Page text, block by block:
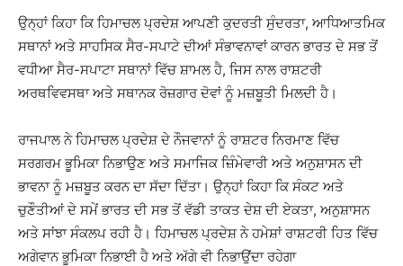
ਉਨ੍ਹਾਂ ਕਿਹਾ ਕਿ ਹਿਮਾਚਲ ਪ੍ਰਦੇਸ਼ ਆਪਣੀ ਕੁਦਰਤੀ ਸੁੰਦਰਤਾ, ਆਧਿਆਤਮਿਕ
ਸਥਾਨਾਂ ਅਤੇ ਸਾਹਸਿਕ ਸੈਰ-ਸਪਾਟੇ ਦੀਆਂ ਸੰਭਾਵਨਾਵਾਂ ਕਾਰਨ ਭਾਰਤ ਦੇ ਸਭ ਤੋਂ
ਵਧੀਆ ਸੈਰ-ਸਪਾਟਾ ਸਥਾਨਾਂ ਵਿੱਚ ਸ਼ਾਮਲ ਹੈ, ਜਿਸ ਨਾਲ ਰਾਸ਼ਟਰੀ
ਅਰਥਵਿਵਸਥਾ ਅਤੇ ਸਥਾਨਕ ਰੋਜ਼ਗਾਰ ਦੋਵਾਂ ਨੂੰ ਮਜ਼ਬੂਤੀ ਮਿਲਦੀ ਹੈ।
ਰਾਜਪਾਲ ਨੇ ਹਿਮਾਚਲ ਪ੍ਰਦੇਸ਼ ਦੇ ਨੌਜਵਾਨਾਂ ਨੂੰ ਰਾਸ਼ਟਰ ਨਿਰਮਾਣ ਵਿੱਚ
ਸਰਗਰਮ ਭੂਮਿਕਾ ਨਿਭਾਉਣ ਅਤੇ ਸਮਾਜਿਕ ਜ਼ਿੰਮੇਵਾਰੀ ਅਤੇ ਅਨੁਸ਼ਾਸਨ ਦੀ
ਭਾਵਨਾ ਨੂੰ ਮਜ਼ਬੂਤ ਕਰਨ ਦਾ ਸੱਦਾ ਦਿੱਤਾ। ਉਨ੍ਹਾਂ ਕਿਹਾ ਕਿ ਸੰਕਟ ਅਤੇ
ਚੁਣੌਤੀਆਂ ਦੇ ਸਮੇਂ ਭਾਰਤ ਦੀ ਸਭ ਤੋਂ ਵੱਡੀ ਤਾਕਤ ਦੇਸ਼ ਦੀ ਏਕਤਾ, ਅਨੁਸ਼ਾਸਨ
ਅਤੇ ਸਾਂਝਾ ਸੰਕਲਪ ਰਹੀ ਹੈ। ਹਿਮਾਚਲ ਪ੍ਰਦੇਸ਼ ਨੇ ਹਮੇਸ਼ਾਂ ਰਾਸ਼ਟਰੀ ਹਿਤ ਵਿੱਚ
ਅਗੇਵਾਨ ਭੂਮਿਕਾ ਨਿਭਾਈ ਹੈ ਅਤੇ ਅੱਗੇ ਵੀ ਨਿਭਾਉਂਦਾ ਰਹੇਗਾ